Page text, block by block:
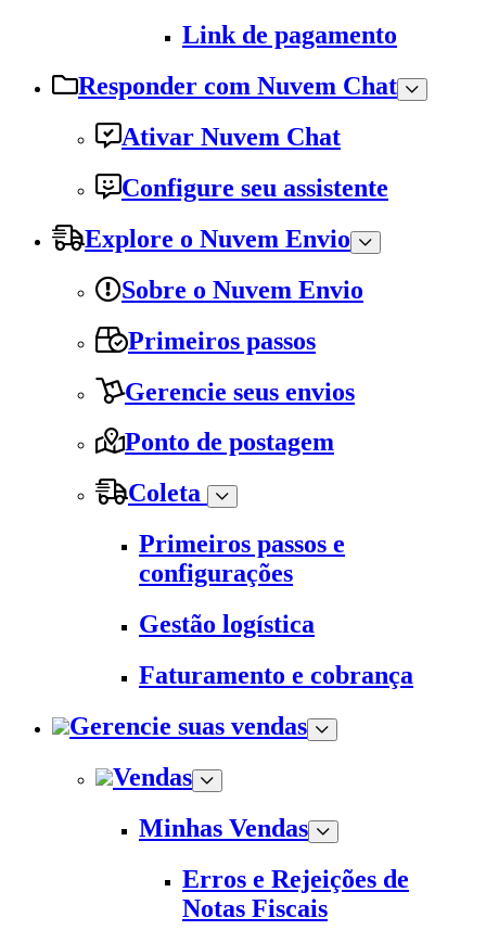
Link de pagamento
Responder com Nuvem Chat
Ativar Nuvem Chat
Configure seu assistente
Explore o Nuvem Envio
Sobre o Nuvem Envio
Primeiros passos
Gerencie seus envios
Ponto de postagem
Coleta
Primeiros passos e
configurações
Gestão logística
Faturamento e cobrança
Gerencie suas vendas
Vendas
Minhas Vendas
Erros e Rejeições de
Notas Fiscais